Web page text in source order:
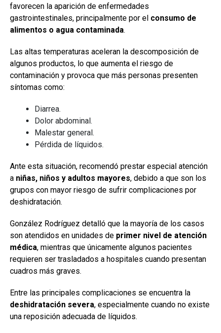
favorecen la aparición de enfermedades
gastrointestinales, principalmente por el consumo de
alimentos o agua contaminada.
Las altas temperaturas aceleran la descomposición de
algunos productos, lo que aumenta el riesgo de
contaminación y provoca que más personas presenten
síntomas como:
Diarrea.
Dolor abdominal.
Malestar general.
Pérdida de líquidos.
Ante esta situación, recomendó prestar especial atención
a niñas, niños y adultos mayores, debido a que son los
grupos con mayor riesgo de sufrir complicaciones por
deshidratación.
González Rodríguez detalló que la mayoría de los casos
son atendidos en unidades de primer nivel de atención
médica, mientras que únicamente algunos pacientes
requieren ser trasladados a hospitales cuando presentan
cuadros más graves.
Entre las principales complicaciones se encuentra la
deshidratación severa, especialmente cuando no existe
una reposición adecuada de líquidos.